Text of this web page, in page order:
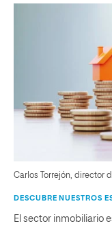
Carlos Torrejón, director
DESCUBRE NUESTROS
El sector inmobiliario